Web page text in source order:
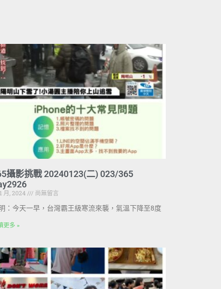
攝影挑戰 20240123(二) 023/365
月, 2024
尚無留言
：今天一早，台灣霸王級寒流來襲，氣溫下降至8度
更多 »